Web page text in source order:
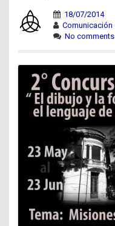
18/07/2014
Comunicación
No comments